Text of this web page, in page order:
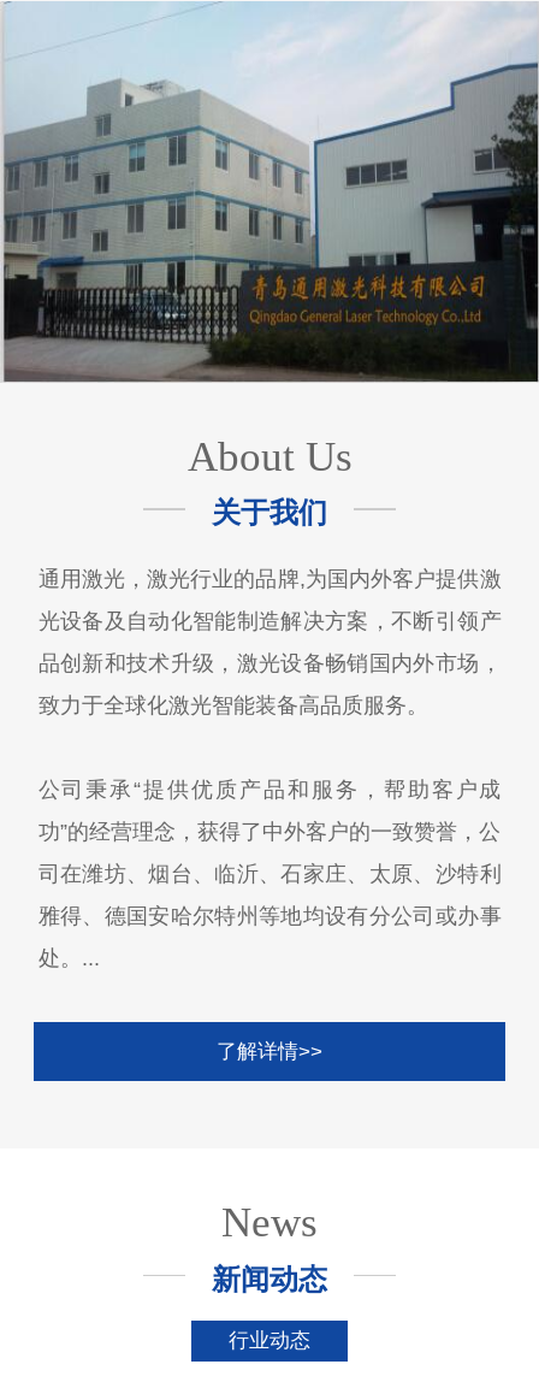
About Us
关于我们
通用激光，激光行业的品牌,为国内外客户提供激
光设备及自动化智能制造解决方案，不断引领产
品创新和技术升级，激光设备畅销国内外市场，
致力于全球化激光智能装备高品质服务。
公司秉承“提供优质产品和服务，帮助客户成
功”的经营理念，获得了中外客户的一致赞誉，公
司在潍坊、烟台、临沂、石家庄、太原、沙特利
雅得、德国安哈尔特州等地均设有分公司或办事
处。...
了解详情>>
News
新闻动态
行业动态